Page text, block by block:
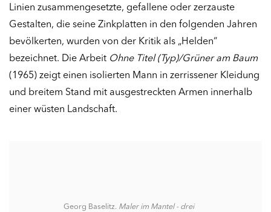
Linien zusammengesetzte, gefallene oder zerzauste
Gestalten, die seine Zinkplatten in den folgenden Jahren
bevölkerten, wurden von der Kritik als „Helden“
bezeichnet. Die Arbeit Ohne Titel (Typ)/Grüner am Baum
(1965) zeigt einen isolierten Mann in zerrissener Kleidung
und breitem Stand mit ausgestreckten Armen innerhalb
einer wüsten Landschaft.
Georg Baselitz. Maler im Mantel - drei